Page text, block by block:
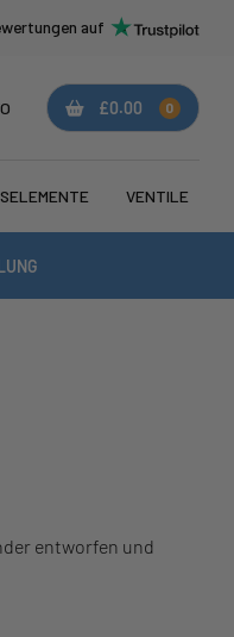
auf
£0.00 0
VENTILE
entworfen und